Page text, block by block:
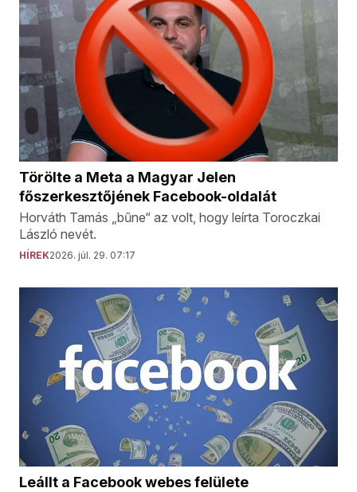
Törölte a Meta a Magyar Jelen
főszerkesztőjének Facebook-oldalát
Horváth Tamás „bűne“ az volt, hogy leírta Toroczkai
László nevét.
HÍREK2026. júl. 29. 07:17
Leállt a Facebook webes felülete